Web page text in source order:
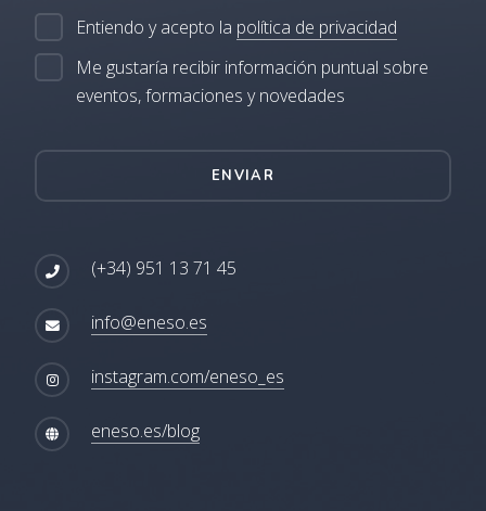
Entiendo y acepto la política de privacidad
Me gustaría recibir información puntual sobre
eventos, formaciones y novedades
ENVIAR
(+34) 951 13 71 45
info@eneso.es
instagram.com/eneso_es
eneso.es/blog